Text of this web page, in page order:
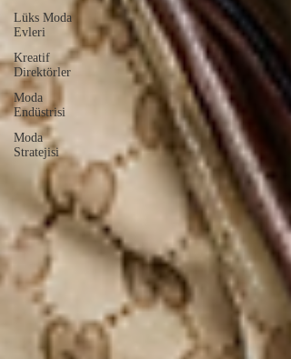
Lüks Moda
Evleri
Kreatif
Direktörler
Moda
Endüstrisi
Moda
Stratejisi